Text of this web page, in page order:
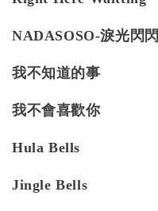
NADASOSO-淚光閃閃
我不知道的事
我不會喜歡你
Hula Bells
Jingle Bells